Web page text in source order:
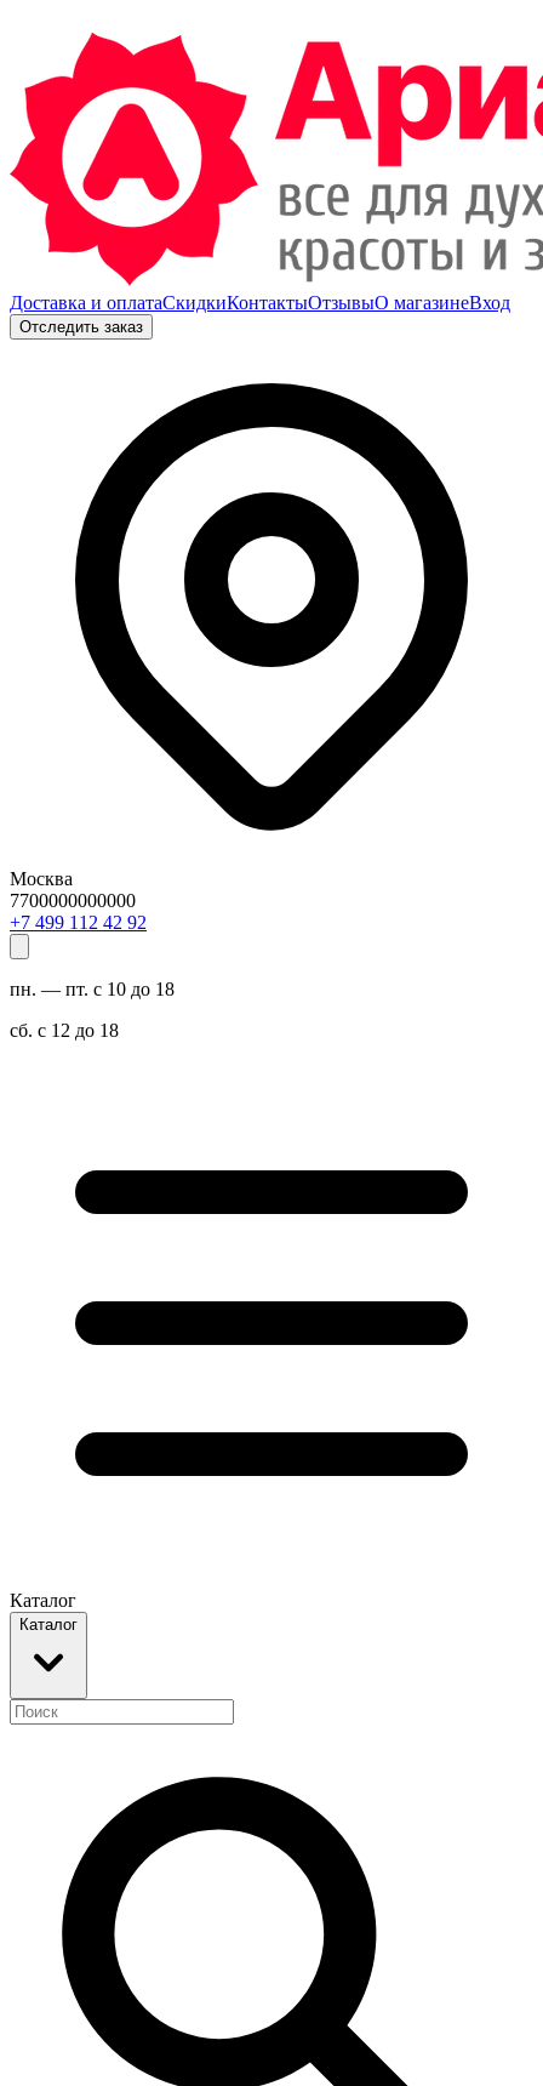
Доставка и оплатаСкидкиКонтактыОтзывыО магазинеВход
Отследить заказ
Москва
7700000000000
29 24 211 994 7+
пн. — пт. с 10 до 18
сб. с 12 до 18
Каталог
Каталог